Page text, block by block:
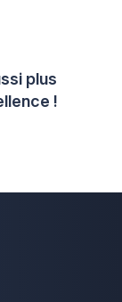
plus
!